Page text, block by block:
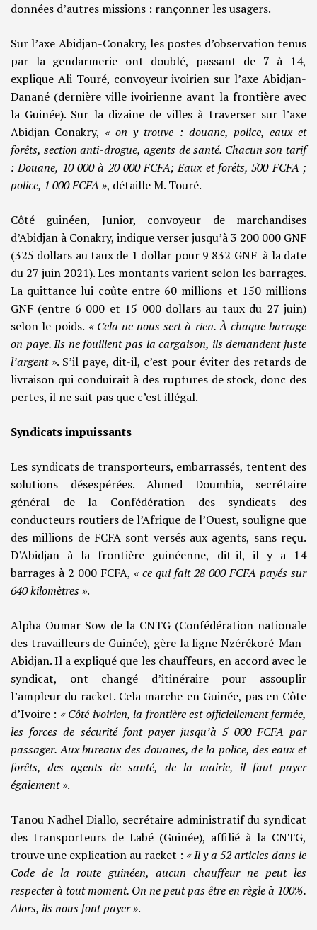
données d’autres missions : rançonner les usagers.
Sur l’axe Abidjan-Conakry, les postes d’observation tenus
par la gendarmerie ont doublé, passant de 7 à 14,
explique Ali Touré, convoyeur ivoirien sur l’axe Abidjan-
Danané (dernière ville ivoirienne avant la frontière avec
la Guinée). Sur la dizaine de villes à traverser sur l’axe
Abidjan-Conakry, « on y trouve : douane, police, eaux et
forêts, section anti-drogue, agents de santé. Chacun son tarif
: Douane, 10 000 à 20 000 FCFA; Eaux et forêts, 500 FCFA ;
police, 1 000 FCFA », détaille M. Touré.
Côté guinéen, Junior, convoyeur de marchandises
d’Abidjan à Conakry, indique verser jusqu’à 3 200 000 GNF
(325 dollars au taux de 1 dollar pour 9 832 GNF à la date
du 27 juin 2021). Les montants varient selon les barrages.
La quittance lui coûte entre 60 millions et 150 millions
GNF (entre 6 000 et 15 000 dollars au taux du 27 juin)
selon le poids. « Cela ne nous sert à rien. À chaque barrage
on paye. Ils ne fouillent pas la cargaison, ils demandent juste
l’argent ». S’il paye, dit-il, c’est pour éviter des retards de
livraison qui conduirait à des ruptures de stock, donc des
pertes, il ne sait pas que c’est illégal.
Syndicats impuissants
Les syndicats de transporteurs, embarrassés, tentent des
solutions désespérées. Ahmed Doumbia, secrétaire
général de la Confédération des syndicats des
conducteurs routiers de l’Afrique de l’Ouest, souligne que
des millions de FCFA sont versés aux agents, sans reçu.
D’Abidjan à la frontière guinéenne, dit-il, il y a 14
barrages à 2 000 FCFA, « ce qui fait 28 000 FCFA payés sur
640 kilomètres ».
Alpha Oumar Sow de la CNTG (Confédération nationale
des travailleurs de Guinée), gère la ligne Nzérékoré-Man-
Abidjan. Il a expliqué que les chauffeurs, en accord avec le
syndicat, ont changé d’itinéraire pour assouplir
l’ampleur du racket. Cela marche en Guinée, pas en Côte
d’Ivoire : «Côté ivoirien, la frontière est officiellement fermée,
les forces de sécurité font payer jusqu’à 5 000 FCFA par
passager. Aux bureaux des douanes, de la police, des eaux et
forêts, des agents de santé, de la mairie, il faut payer
également ».
Tanou Nadhel Diallo, secrétaire administratif du syndicat
des transporteurs de Labé (Guinée), affilié à la CNTG,
trouve une explication au racket : « Il y a 52 articles dans le
Code de la route guinéen, aucun chauffeur ne peut les
respecter à tout moment. On ne peut pas être en règle à 100%.
Alors, ils nous font payer ».